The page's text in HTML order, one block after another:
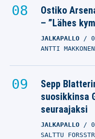
Ostiko
– ”Lähes
JALKAPALLO
ANTTI MAKKONEN
Sepp
suosikkinsa
seuraajaksi
JALKAPALLO
SALTTU